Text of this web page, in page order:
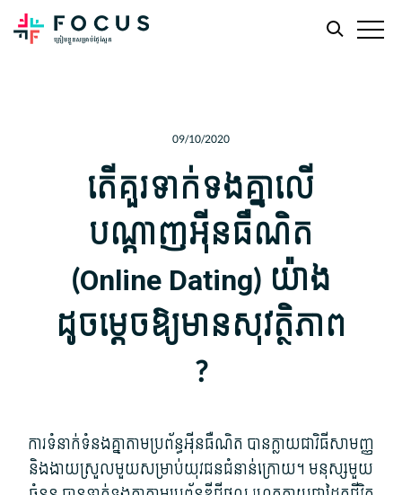
09/10/2020
តើ​គួរ​ទាក់ទងគ្នា​លើ​
បណ្ដាញ​​អុីនធឺណិត
(Online Dating​) យ៉ាង
ដូច​ម្តេច​ឱ្យ​មាន​សុវត្ថិភាព​
?
ការ​ទំនាក់ទំនង​គ្នា​តាម​ប្រព័ន្ធ​អុីន​ធឺ​ណិ​ត បាន​ក្លាយ​ជា​វិធី​សាមញ្ញ
និង​ងាយស្រួល​មួយ​សម្រាប់​យុវជន​ជំនាន់​ក្រោយ។ មនុស្ស​មួយ​